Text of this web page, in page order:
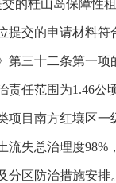
桂山岛保障性
提交的申请材料
第三十二条第一
任范围为1.46公
目南方红壤区一
总治理度98%
区防治措施安排